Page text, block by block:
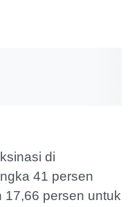
di
41 persen
17,66 persen untuk